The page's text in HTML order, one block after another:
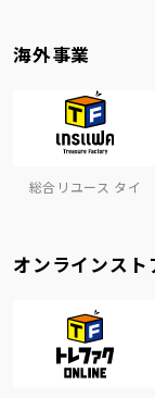
海外事業
総合リユース タイ
オンラインスト